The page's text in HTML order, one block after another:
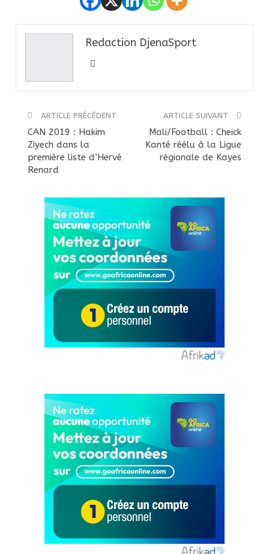
Redaction DjenaSport
ARTICLE PRÉCÉDENT
CAN 2019 : Hakim
Ziyech dans la
première liste d’Hervé
Renard
ARTICLE SUIVANT
Mali/Football : Cheick
Kanté réélu à la Ligue
régionale de Kayes